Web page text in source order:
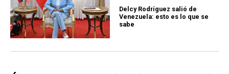
Delcy Rodríguez salió de
Venezuela: esto es lo que se
sabe